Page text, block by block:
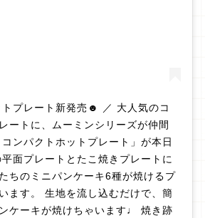
トプレート新発売☻ ／ 大人気のコ
ートに、ムーミンシリーズが仲間
ンパクトホットプレート」が本日
面プレートとたこ焼きプレートに
ちのミニパンケーキ6種が焼けるプ
ます。 生地を流し込むだけで、簡
ケーキが焼けちゃいます♩ 焼き跡